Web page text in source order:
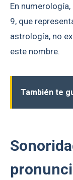
En
9, que
astrología, no
este nombre.
También te